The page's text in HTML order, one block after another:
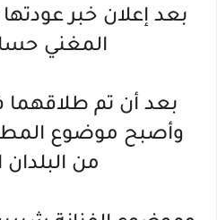
بعد إعلان خبر
المغني
بعد أن تم طلاقهما
وأصبح موضوع
من البلدان